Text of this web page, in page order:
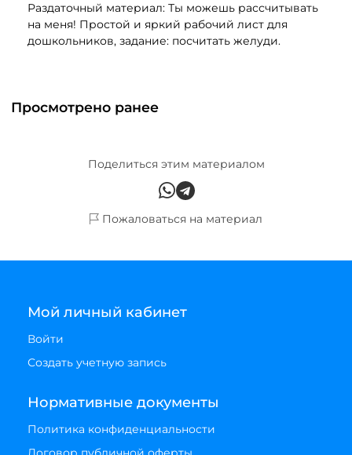
Раздаточный материал: Ты можешь рассчитывать
на меня! Простой и яркий рабочий лист для
дошкольников, задание: посчитать желуди.
Просмотрено ранее
Поделиться этим материалом
Пожаловаться на материал
Мой личный кабинет
Войти
Создать учетную запись
Нормативные документы
Политика конфиденциальности